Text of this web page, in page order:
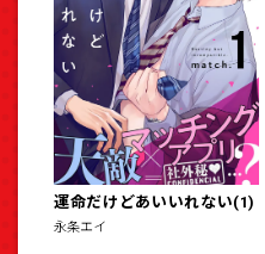
運命だけどあいいれない(1)
永条エイ